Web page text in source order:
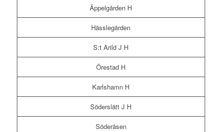
Äppelgården H
Hässlegården
S:t Arild J H
Örestad H
Karlshamn H
Söderslätt J H
Söderåsen